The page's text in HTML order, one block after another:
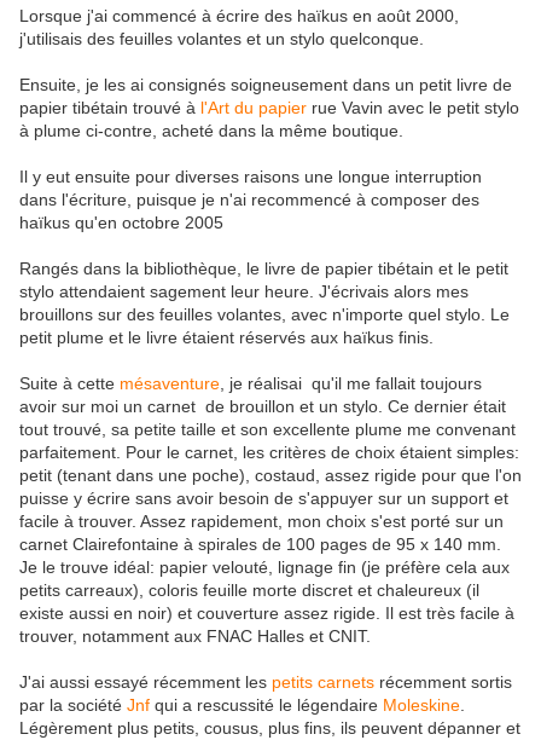
Lorsque j'ai commencé à écrire des haïkus en août 2000,
j'utilisais des feuilles volantes et un stylo quelconque.
Ensuite, je les ai consignés soigneusement dans un petit livre de
papier tibétain trouvé à l'Art du papier rue Vavin avec le petit stylo
à plume ci-contre, acheté dans la même boutique.
Il y eut ensuite pour diverses raisons une longue interruption
dans l'écriture, puisque je n'ai recommencé à composer des
haïkus qu'en octobre 2005
Rangés dans la bibliothèque, le livre de papier tibétain et le petit
stylo attendaient sagement leur heure. J'écrivais alors mes
brouillons sur des feuilles volantes, avec n'importe quel stylo. Le
petit plume et le livre étaient réservés aux haïkus finis.
Suite à cette mésaventure , je réalisai qu'il me fallait toujours
avoir sur moi un carnet de brouillon et un stylo. Ce dernier était
tout trouvé, sa petite taille et son excellente plume me convenant
parfaitement. Pour le carnet, les critères de choix étaient simples:
petit (tenant dans une poche), costaud, assez rigide pour que l'on
puisse y écrire sans avoir besoin de s'appuyer sur un support et
facile à trouver. Assez rapidement, mon choix s'est porté sur un
carnet Clairefontaine à spirales de 100 pages de 95 x 140 mm.
Je le trouve idéal: papier velouté, lignage fin (je préfère cela aux
petits carreaux), coloris feuille morte discret et chaleureux (il
existe aussi en noir) et couverture assez rigide. Il est très facile à
trouver, notamment aux FNAC Halles et CNIT.
J'ai aussi essayé récemment les petits carnets récemment sortis
par la société Jnf qui a rescussité le légendaire Moleskine
Légèrement plus petits, cousus, plus fins, ils peuvent dépanner et